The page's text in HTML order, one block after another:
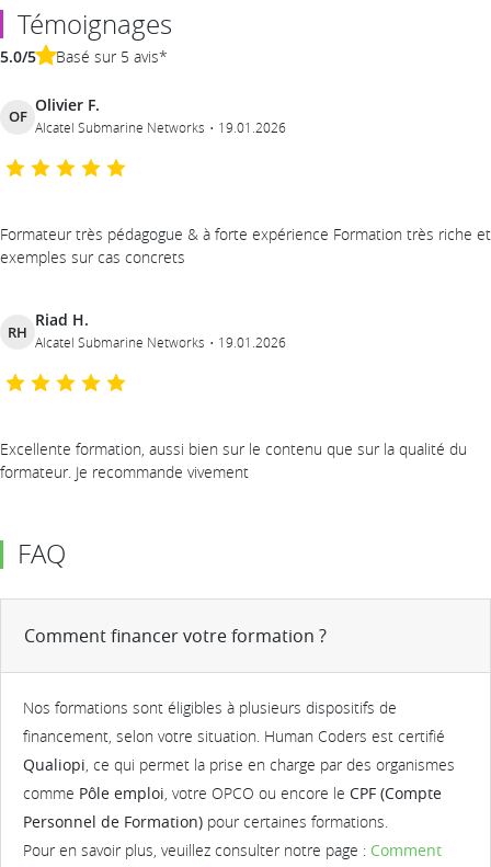
Témoignages
5.0/5 Basé sur 5 avis*
OF
Olivier F.
Alcatel Submarine Networks 19.01.2026
Formateur très pédagogue & à forte expérience Formation très riche et
exemples sur cas concrets
RH
Riad H.
Alcatel Submarine Networks 19.01.2026
Excellente formation, aussi bien sur le contenu que sur la qualité du
formateur. Je recommande vivement
FAQ
Comment financer votre formation ?
Nos formations sont éligibles à plusieurs dispositifs de
financement, selon votre situation. Human Coders est certifié
Qualiopi, ce qui permet la prise en charge par des organismes
comme Pôle emploi, votre OPCO ou encore le CPF (Compte
Personnel de Formation) pour certaines formations.
Pour en savoir plus, veuillez consulter notre page : Comment